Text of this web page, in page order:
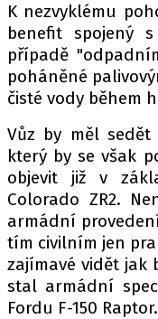
K nezvyklému
benefit spojený
případě
poháněné
čisté vody během
Vůz by měl sedět
který by se však
objevit již v
Colorado ZR2.
armádní
tím civilním jen
zajímavé vidět jak
stal armádní
Fordu F-150 Raptor.